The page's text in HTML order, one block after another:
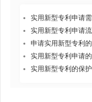
实用新型专利申请
实用新型专利申请
申请实用新型专利
实用新型专利申请
实用新型专利的保